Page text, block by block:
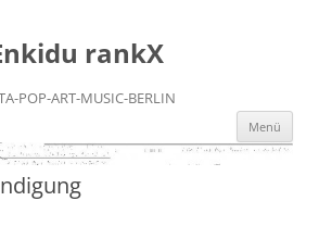
rankX
POP-ART-MUSIC-BERLIN
Menü